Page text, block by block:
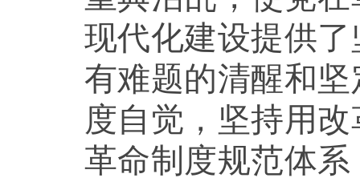
现代化建设提供
有难题的清醒和
度自觉，坚持用
革命制度规范体